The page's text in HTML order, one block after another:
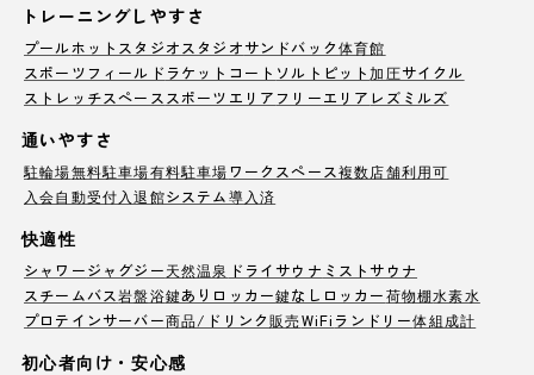
トレーニングしやすさ
プールホットスタジオ スタジオサンドバック体育館
スポーツフィールド ラケットコート ソルトピット加圧サイクル
ストレッチスペース スポーツエリア フリーエリア レズミルズ
通いやすさ
駐輪場無料駐車場有料駐車場ワークスペース複数店舗利用可
入会自動受付 入退館システム導入済
快適性
シャワージャグジー天然温泉 ドライサウナ ミストサウナ
スチームバス岩盤浴鍵ありロッカー鍵なしロッカー荷物棚水素水
プロテインサーバー商品/ドリンク販売WiFi ランドリー体組成計
初心者向け・安心感